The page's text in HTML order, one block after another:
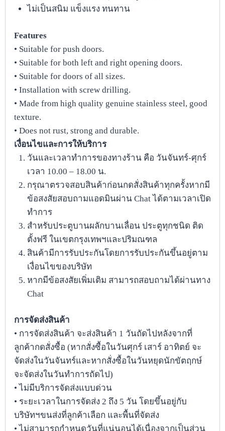
ไม่เป็นสนิม แข็งแรง ทนทาน
Features
• Suitable for push doors.
• Suitable for both left and right opening doors.
• Suitable for doors of all sizes.
• Installation with screw drilling.
• Made from high quality genuine stainless steel, good
texture.
• Does not rust, strong and durable.
เงื่อนไขและการให้บริการ
วันและเวลาทำการของทางร้าน คือ วันจันทร์-ศุกร์
เวลา 10.00 – 18.00 น.
กรุณาตรวจสอบสินค้าก่อนกดสั่งสินค้าทุกครั้งหากมี
ข้อสงสัยสอบถามแอดมินผ่าน Chat ได้ตามเวลาเปิด
ทำการ
สำหรับประตูบานผลักบานเลื่อน ประตูทุกชนิด ติด
ตั้งฟรี ในเขตกรุงเทพฯและปริมณฑล
สินค้ามีการรับประกันโดยการรับประกันขึ้นอยู่ตาม
เงื่อนไขของบริษัท
หากมีข้อสงสัยเพิ่มเติม สามารถสอบถามได้ผ่านทาง
Chat
การจัดส่งสินค้า
• การจัดส่งสินค้า จะส่งสินค้า 1 วันถัดไปหลังจากที่
ลูกค้ากดสั่งซื้อ (หากสั่งซื้อในวันศุกร์ เสาร์ อาทิตย์ จะ
จัดส่งในวันจันทร์และหากสั่งซื้อในวันหยุดนักขัตฤกษ์
จะจัดส่งในวันทำการถัดไป)
• ไม่มีบริการจัดส่งแบบด่วน
• ระยะเวลาในการจัดส่ง 2 ถึง 5 วัน โดยขึ้นอยู่กับ
บริษัทฯขนส่งที่ลูกค้าเลือก และพื้นที่จัดส่ง
• ไม่สามารถกำหนดวันที่แน่นอนได้เนื่องจากเป็นส่วน